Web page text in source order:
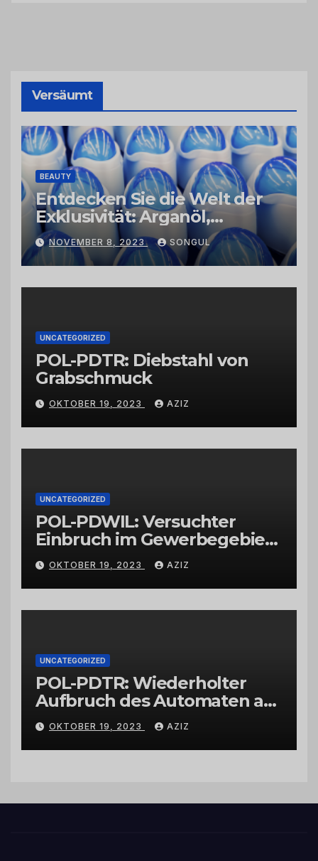
Versäumt
BEAUTY
Entdecken Sie die Welt der
Exklusivität: Arganöl,
Kaktusfeigenkernöl und
Schwarzkümmelöl von
vertrauenswürdigen
Großhändlern und Anbietern
NOVEMBER 8, 2023 SONGUL
UNCATEGORIZED
POL-PDTR: Diebstahl von
Grabschmuck
OKTOBER 19, 2023 AZIZ
UNCATEGORIZED
POL-PDWIL: Versuchter
Einbruch im Gewerbegebiet
Wittlich
OKTOBER 19, 2023 AZIZ
UNCATEGORIZED
POL-PDTR: Wiederholter
Aufbruch des Automaten am
Wohnmobilstellplatz in
Hermeskeil am Labachweg
OKTOBER 19, 2023 AZIZ